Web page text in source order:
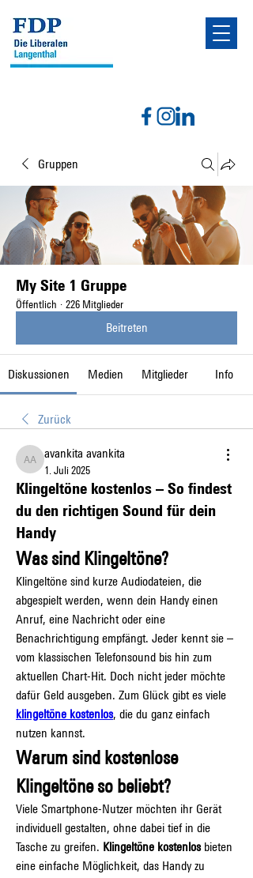
Gruppen
My Site 1 Gruppe
Öffentlich · 226 Mitglieder
Beitreten
Diskussionen Medien Mitglieder Info
Zurück
avankita avankita
avankita avankita
1. Juli 2025
Klingeltöne kostenlos – So findest
du den richtigen Sound für dein
Handy
Was sind Klingeltöne?
Klingeltöne sind kurze Audiodateien, die
abgespielt werden, wenn dein Handy einen
Anruf, eine Nachricht oder eine
Benachrichtigung empfängt. Jeder kennt sie –
vom klassischen Telefonsound bis hin zum
aktuellen Chart-Hit. Doch nicht jeder möchte
klingeltöne kostenlos, die du ganz einfach
nutzen kannst.
Warum sind kostenlose
Klingeltöne so beliebt?
Viele Smartphone-Nutzer möchten ihr Gerät
individuell gestalten, ohne dabei tief in die
Tasche zu greifen. Klingeltöne kostenlos bieten
eine einfache Möglichkeit, das Handy zu